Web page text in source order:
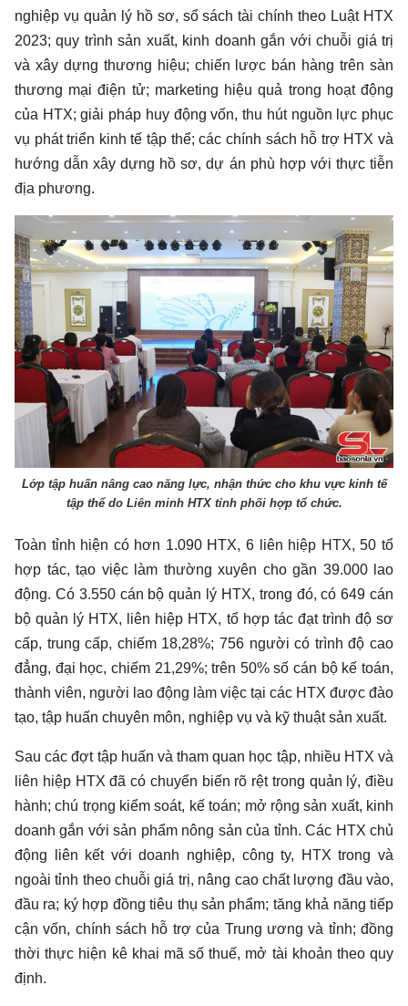
nghiệp vụ quản lý hồ sơ, sổ sách tài chính theo Luật HTX
2023; quy trình sản xuất, kinh doanh gắn với chuỗi giá trị
và xây dựng thương hiệu; chiến lược bán hàng trên sàn
thương mại điện tử; marketing hiệu quả trong hoạt động
của HTX; giải pháp huy động vốn, thu hút nguồn lực phục
vụ phát triển kinh tế tập thể; các chính sách hỗ trợ HTX và
hướng dẫn xây dựng hồ sơ, dự án phù hợp với thực tiễn
địa phương.
Lớp tập huấn nâng cao năng lực, nhận thức cho khu vực kinh tế
tập thể do Liên minh HTX tỉnh phối hợp tổ chức.
Toàn tỉnh hiện có hơn 1.090 HTX, 6 liên hiệp HTX, 50 tổ
hợp tác, tạo việc làm thường xuyên cho gần 39.000 lao
động. Có 3.550 cán bộ quản lý HTX, trong đó, có 649 cán
bộ quản lý HTX, liên hiệp HTX, tổ hợp tác đạt trình độ sơ
cấp, trung cấp, chiếm 18,28%; 756 người có trình độ cao
đẳng, đại học, chiếm 21,29%; trên 50% số cán bộ kế toán,
thành viên, người lao động làm việc tại các HTX được đào
tạo, tập huấn chuyên môn, nghiệp vụ và kỹ thuật sản xuất.
Sau các đợt tập huấn và tham quan học tập, nhiều HTX và
liên hiệp HTX đã có chuyển biến rõ rệt trong quản lý, điều
hành; chú trọng kiểm soát, kế toán; mở rộng sản xuất, kinh
doanh gắn với sản phẩm nông sản của tỉnh. Các HTX chủ
động liên kết với doanh nghiệp, công ty, HTX trong và
ngoài tỉnh theo chuỗi giá trị, nâng cao chất lượng đầu vào,
đầu ra; ký hợp đồng tiêu thụ sản phẩm; tăng khả năng tiếp
cận vốn, chính sách hỗ trợ của Trung ương và tỉnh; đồng
thời thực hiện kê khai mã số thuế, mở tài khoản theo quy
định.